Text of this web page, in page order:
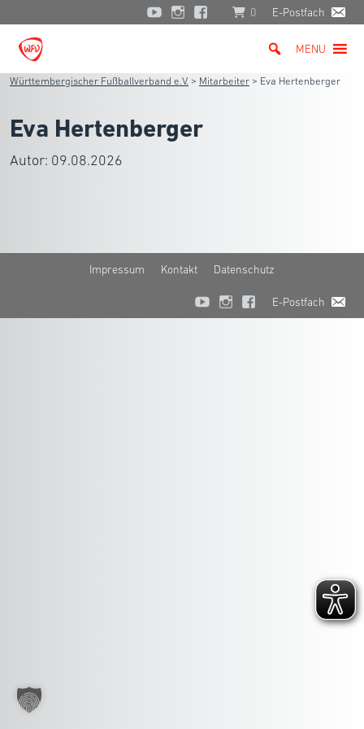
0 E-Postfach
MENU
Württembergischer Fußballverband e.V. > Mitarbeiter > Eva Hertenberger
Eva Hertenberger
Autor: 09.08.2026
Impressum Kontakt Datenschutz
E-Postfach